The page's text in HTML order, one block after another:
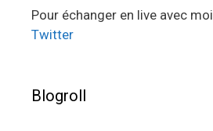
Pour échanger en live avec moi
Twitter
Blogroll